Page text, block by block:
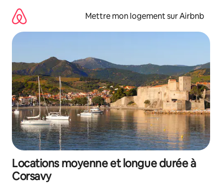
directement
contenu
Mettre mon logement sur Airbnb
Locations moyenne et longue durée à
Corsavy